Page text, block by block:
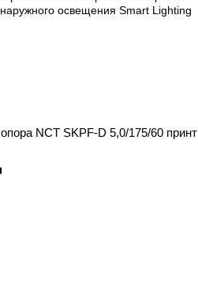
NCT SKPF-D 5,0/175/60 принт